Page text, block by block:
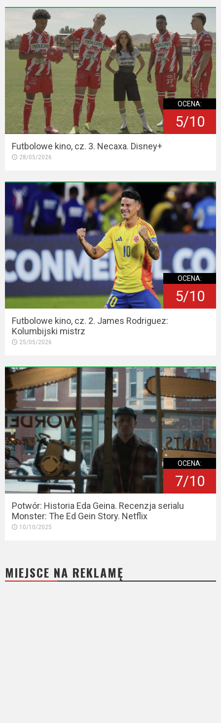
OCENA:
5/10
Futbolowe kino, cz. 3. Necaxa. Disney+
28/05/2026
OCENA:
5/10
Futbolowe kino, cz. 2. James Rodriguez:
Kolumbijski mistrz
25/05/2026
OCENA:
7/10
Potwór: Historia Eda Geina. Recenzja serialu
Monster: The Ed Gein Story. Netflix
10/10/2025
MIEJSCE NA REKLAMĘ